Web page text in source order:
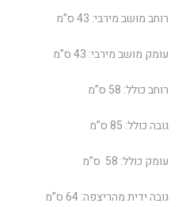
רוחב מושב מירבי: 43 ס”מ
עומק מושב מירבי: 43 ס”מ
רוחב כולל: 58 ס”מ
גובה כולל: 85 ס”מ
עומק כולל: 58 ס”מ
גובה ידית מהריצפה: 64 ס”מ